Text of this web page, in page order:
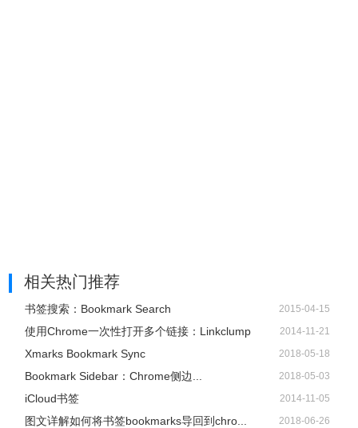
相关热门推荐
书签搜索：Bookmark Search 2015-04-15
使用Chrome一次性打开多个链接：Linkclump 2014-11-21
Xmarks Bookmark Sync 2018-05-18
Bookmark Sidebar：Chrome侧边... 2018-05-03
iCloud书签 2014-11-05
图文详解如何将书签bookmarks导回到chro... 2018-06-26